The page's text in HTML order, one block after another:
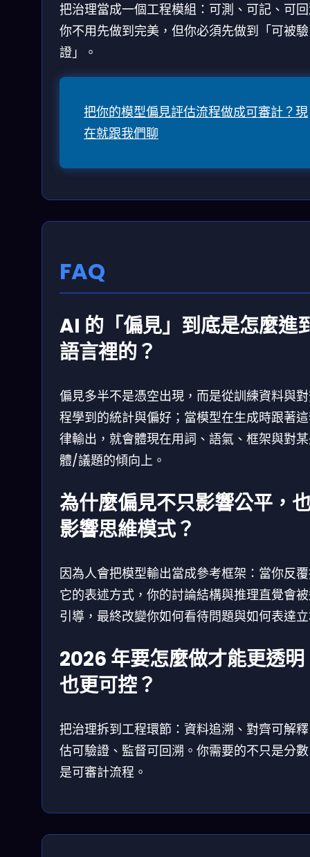
把治理當成一個工程模組：可測、可記、可
你不用先做到完美，但你必須先做到「可被驗
證」。
把你的模型偏見評估流程做成可審計？現
在就跟我們聊
FAQ
AI 的「偏見」到底是怎麼進
語言裡的？
偏見多半不是憑空出現，而是從訓練資料與
程學到的統計與偏好；當模型在生成時跟著
律輸出，就會體現在用詞、語氣、框架與對
體/議題的傾向上。
為什麼偏見不只影響公平，
影響思維模式？
因為人會把模型輸出當成參考框架：當你反
它的表述方式，你的討論結構與推理直覺會
引導，最終改變你如何看待問題與如何表達
2026 年要怎麼做才能更透明
也更可控？
把治理拆到工程環節：資料追溯、對齊可解
估可驗證、監督可回溯。你需要的不只是分
是可審計流程。